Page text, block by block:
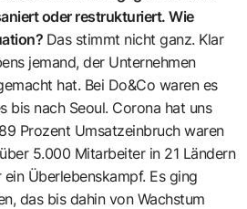
oder restrukturiert. Wie
Das stimmt nicht ganz. Klar
jemand, der Unternehmen
hat. Bei Do&Co waren es
bis nach Seoul. Corona hat uns
Prozent Umsatzeinbruch waren
5.000 Mitarbeiter in 21 Ländern
Überlebenskampf. Es ging
das bis dahin von Wachstum